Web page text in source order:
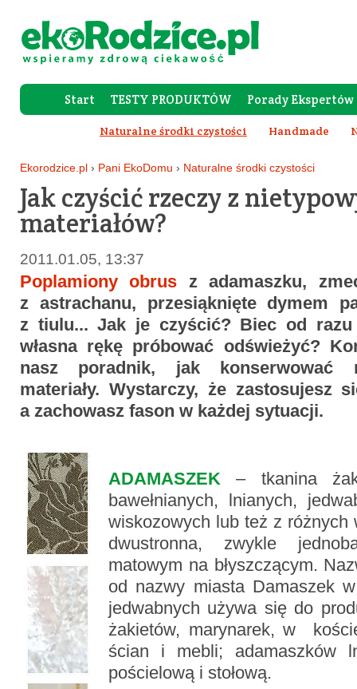
Start TESTY PRODUKTÓW Porady Ekspertów
Forum
Naturalne środki czystości Handmade
Ekorodzice.pl › Pani EkoDomu › Naturalne środki czystości
Jak czyścić rzeczy z
materiałów?
2011.01.05, 13:37
Poplamiony obrus z adamaszku,
z astrachanu, przesiąknięte dymem
z tiulu... Jak je czyścić? Biec od
własna rękę próbować odświeżyć?
nasz poradnik, jak konserwować
materiały. Wystarczy, że zastosujesz
a zachowasz fason w każdej sytuacji.
ADAMASZEK – tkanina
bawełnianych, lnianych,
wiskozowych lub też z różnych
dwustronna, zwykle
matowym na błyszczącym.
od nazwy miasta Damaszek
jedwabnych używa się do
żakietów, marynarek, w
ścian i mebli; adamaszków
pościelową i stołową.